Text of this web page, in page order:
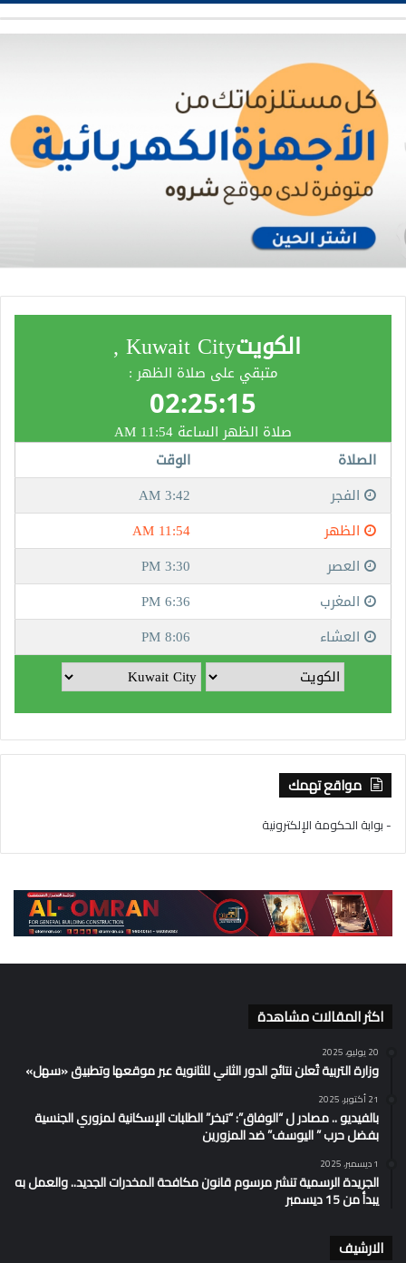
مواقع تهمك
- بوابة الحكومة الإلكترونية
اكثر المقالات مشاهدة
20 يوليو، 2025
وزارة التربية تُعلن نتائج الدور الثاني للثانوية عبر موقعها وتطبيق «سهل»
21 أكتوبر، 2025
بالفيديو .. مصادر ل “الوفاق”: “تبخر” الطلبات الإسكانية لمزوري الجنسية
بفضل حرب ” اليوسف” ضد المزورين
1 ديسمبر، 2025
الجريدة الرسمية تنشر مرسوم قانون مكافحة المخدرات الجديد.. والعمل به
يبدأ من 15 ديسمبر
الارشيف